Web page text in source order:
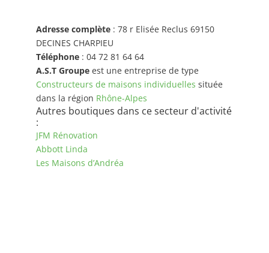
Adresse complète: 78 r Elisée Reclus 69150
DECINES CHARPIEU
Téléphone: 04 72 81 64 64
A.S.T Groupeest une entreprise de type
Constructeurs de maisons individuelles située
dans la région Rhône-Alpes
Autres boutiques dans ce secteur d'activité
:
JFM Rénovation
Abbott Linda
Les Maisons d’Andréa